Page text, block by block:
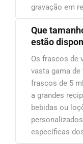
gravação em
Que
estão
Os frascos de
vasta gama
frascos de 5
a grandes
bebidas ou
específicas